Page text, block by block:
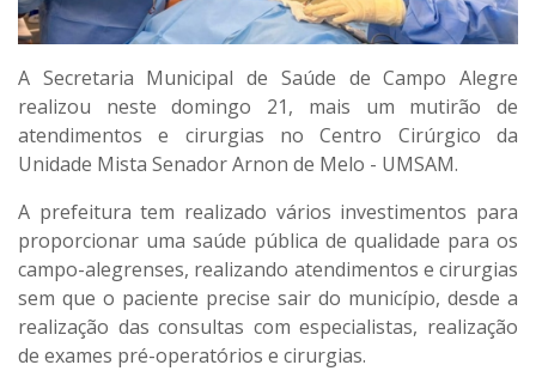
A Secretaria Municipal de Saúde de Campo Alegre
realizou neste domingo 21, mais um mutirão de
atendimentos e cirurgias no Centro Cirúrgico da
Unidade Mista Senador Arnon de Melo - UMSAM.
A prefeitura tem realizado vários investimentos para
proporcionar uma saúde pública de qualidade para os
campo-alegrenses, realizando atendimentos e cirurgias
sem que o paciente precise sair do município, desde a
realização das consultas com especialistas, realização
de exames pré-operatórios e cirurgias.